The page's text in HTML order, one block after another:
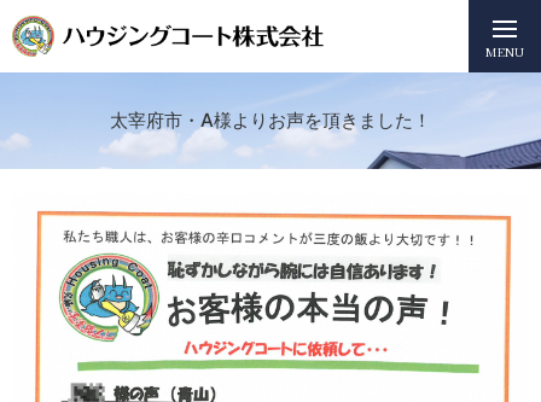
MENU
太宰府市・A様よりお声を頂きました！